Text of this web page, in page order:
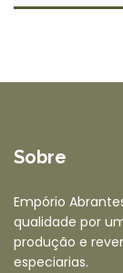
Sobre
Empório
qualidade por
produção e
especiarias.